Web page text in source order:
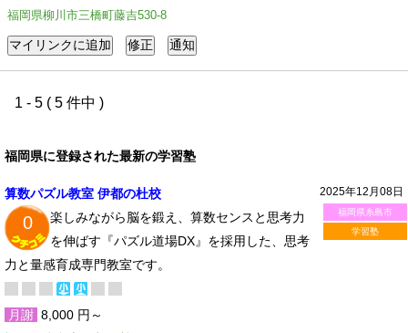
福岡県柳川市三橋町藤吉530-8
1 - 5 ( 5 件中 )
福岡県に登録された最新の学習塾
2025年12月08日
福岡県糸島市
学習塾
算数パズル教室 伊都の杜校
0
楽しみながら脳を鍛え、算数センスと思考力
を伸ばす『パズル道場DX』を採用した、思考
力と量感育成専門教室です。
月謝 8,000 円～